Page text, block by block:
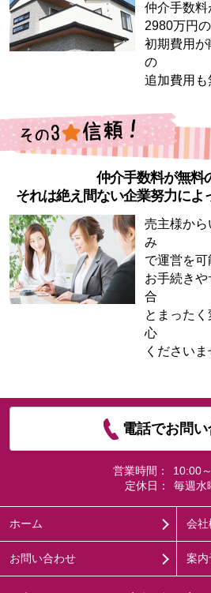
仲介手数
2980万円
初期費用が
の
追加費用も
仲介手数料が無料
それは絶え間ない企業努力によ
売主様か
み
で運営を可
お手続き
合
とまった
心
くださいま
電話でお問
営業時間：
10:00
定休日：
毎週水
ホーム 会社
お問い合わせ 案内